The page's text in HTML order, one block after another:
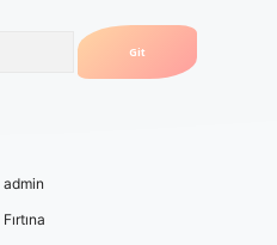
admin
Fırtına